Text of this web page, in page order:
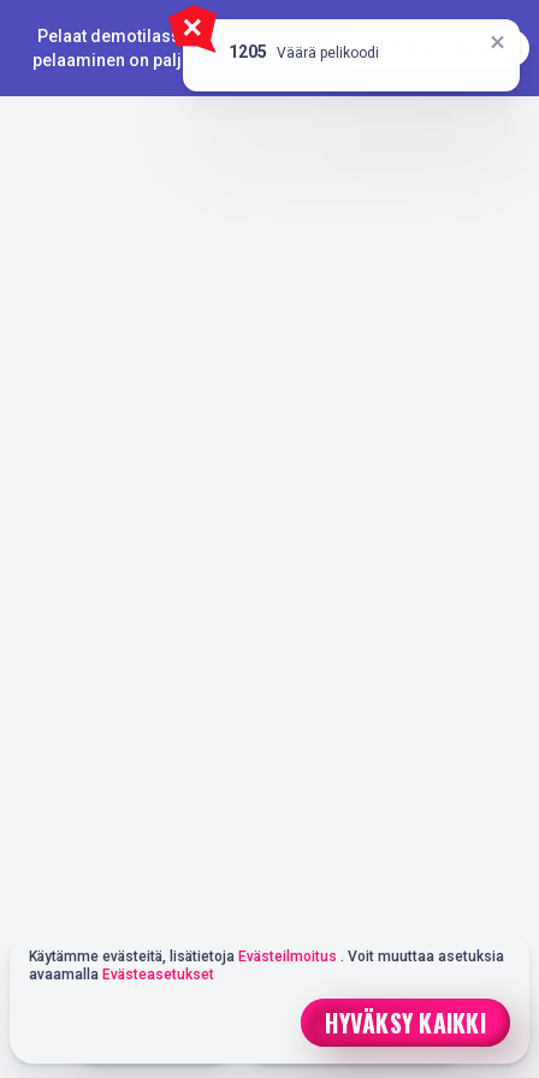
Pelaat demotilassa. Oikealla rahalla
pelaaminen on paljon jännittävämpää
PELAA OIKEALLA RAHALLA
NOPEA TALLETUS
Käytämme evästeitä, lisätietoja Evästeilmoitus . Voit muuttaa asetuksia
avaamalla Evästeasetukset
HYVÄKSY KAIKKI
1205 Väärä pelikoodi